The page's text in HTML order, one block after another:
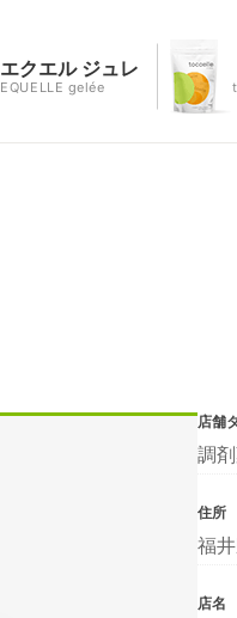
エクエル ジュレ
EQUELLE gelée
店舗
調
住所
福
店名